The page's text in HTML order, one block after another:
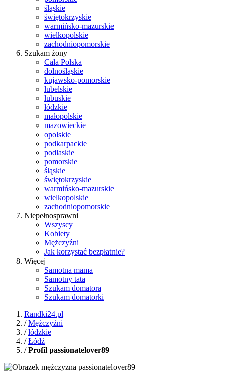
śląskie
świętokrzyskie
warmińsko-mazurskie
wielkopolskie
zachodniopomorskie
Szukam żony
Cała Polska
dolnośląskie
kujawsko-pomorskie
lubelskie
lubuskie
łódzkie
małopolskie
mazowieckie
opolskie
podkarpackie
podlaskie
pomorskie
śląskie
świętokrzyskie
warmińsko-mazurskie
wielkopolskie
zachodniopomorskie
Niepełnosprawni
Wszyscy
Kobiety
Mężczyźni
Jak korzystać bezpłatnie?
Więcej
Samotna mama
Samotny tata
Szukam domatora
Szukam domatorki
Randki24.pl
/Mężczyźni
/łódzkie
/Łódź
/Profil passionatelover89